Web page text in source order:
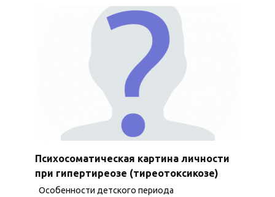
Психосоматическая картина личности
при гипертиреозе (тиреотоксикозе)
Особенности детского периода